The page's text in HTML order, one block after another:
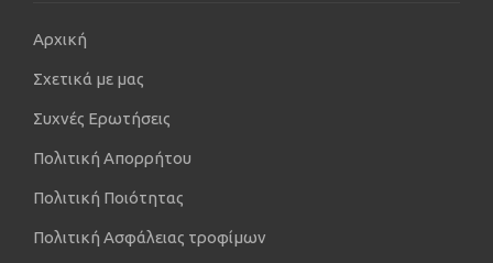
Αρχική
Σχετικά με μας
Συχνές Ερωτήσεις
Πολιτική Απορρήτου
Πολιτική Ποιότητας
Πολιτική Ασφάλειας τροφίμων